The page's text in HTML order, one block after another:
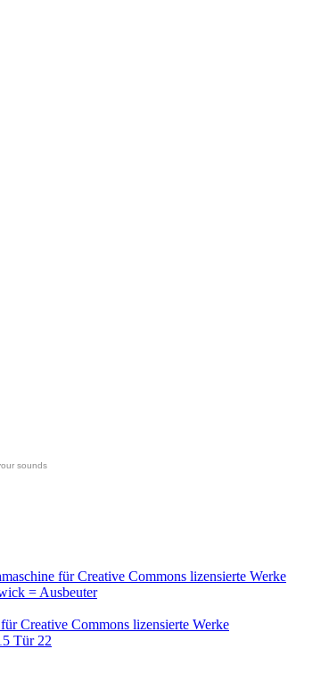
sounds
für Creative Commons lizensierte Werke
= Ausbeuter
Creative Commons lizensierte Werke
Tür 22